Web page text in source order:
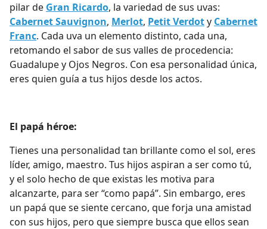
pilar de Gran Ricardo, la variedad de sus uvas:
Cabernet Sauvignon, Merlot, Petit Verdoty Cabernet
Franc. Cada uva un elemento distinto, cada una,
retomando el sabor de sus valles de procedencia:
Guadalupe y Ojos Negros. Con esa personalidad única,
eres quien guía a tus hijos desde los actos.
El papá héroe:
Tienes una personalidad tan brillante como el sol, eres
líder, amigo, maestro. Tus hijos aspiran a ser como tú,
y el solo hecho de que existas les motiva para
alcanzarte, para ser “como papá”. Sin embargo, eres
un papá que se siente cercano, que forja una amistad
con sus hijos, pero que siempre busca que ellos sean